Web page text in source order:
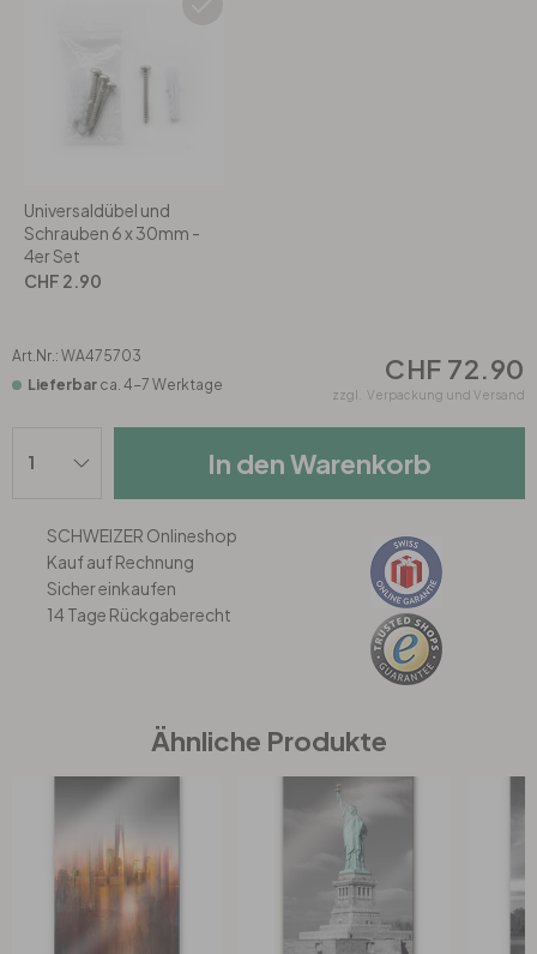
Wohnzimmer
Schlafzimmer
Kinderzimmer
Küche
Wohnzimmer
Schlafzimmer
Kinderzimmer
Bad
Tapeten Grün
Tapeten Pink & Rosa
Tapeten Türkis
Tapeten Lila & Violett
Kinderzimmer
Küche
Büro
Eingangsbereich
Universaldübel und
Schrauben 6 x 30mm -
4er Set
CHF 2.90
Art.Nr.: WA475703
Lieferbar ca. 4-7 Werktage CHF 72.90
zzgl. Verpackung und Versand
In den Warenkorb
SCHWEIZER Onlineshop
Kauf auf Rechnung
Sicher einkaufen
14 Tage Rückgaberecht
Ähnliche Produkte